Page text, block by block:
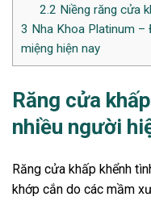
2.2 Niềng răng cửa
3 Nha Khoa Platinum –
miệng hiện nay
Răng cửa
nhiều người
Răng cửa khấp khểnh
khớp cắn do các mầm